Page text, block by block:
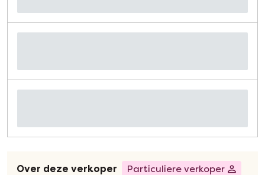
Over deze verkoper
Particuliere verkoper